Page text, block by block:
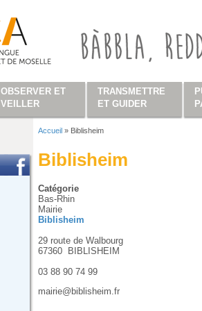
Accueil » Biblisheim
Biblisheim
Catégorie
Bas-Rhin
Mairie
Biblisheim
29 route de Walbourg
67360
BIBLISHEIM
03 88 90 74 99
mairie@biblisheim.fr
OBSERVER ET
VEILLER
TRANSMETTRE
ET GUIDER